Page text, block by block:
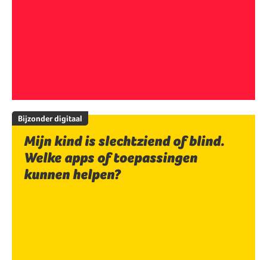
Bijzonder digitaal
Mijn kind is slechtziend of blind.
Welke apps of toepassingen
kunnen helpen?